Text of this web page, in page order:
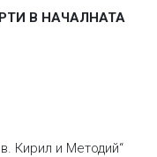
В НАЧАЛНАТА
Кирил и Методий“